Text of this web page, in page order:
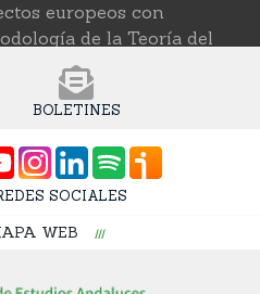
europeos con
de la Teoría del
BOLETINES
SOCIALES
WEB